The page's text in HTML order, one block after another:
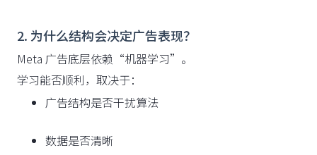
2. 为什么结构会决定广告表现？
Meta 广告底层依赖“机器学习”。
学习能否顺利，取决于：
广告结构是否干扰算法
数据是否清晰